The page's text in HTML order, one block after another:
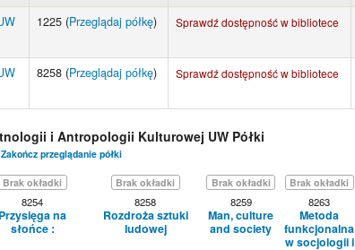
1225 (Przeglądaj półkę) Sprawdź dostępność w bibliotece
8258 (Przeglądaj półkę) Sprawdź dostępność w bibliotece
i Antropologii Kulturowej UW Półki
Zakończ przeglądanie półki
Brak okładki Brak okładki Brak okładki Brak okładki
8254
Przysięga na
słońce :
8258
Rozdroża sztuki
ludowej
8259
Man, culture
and society
8263
Metoda
funkcjonalna
w socjologii i